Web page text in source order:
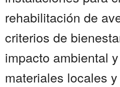
rehabilitación de
criterios de
impacto ambiental
materiales locales